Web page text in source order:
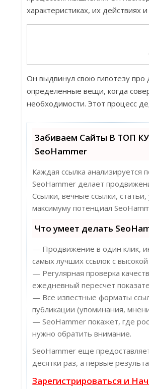
характеристиках, их действиях
Он выдвинул свою гипотезу
определенные вещи, когда
необходимости. Этот процесс
Забиваем Сайты В ТОП
SeoHammer
Каждая ссылка анализируется
SeoHammer делает
Ссылки, вечные ссылки,
максимуму потенциал
Что умеет делать
— Продвижение в один клик,
самых лучших ссылок с
— Регулярная проверка
ежедневный пересчет
— Все известные форматы
публикации (упоминания,
— SeoHammer покажет, где
нужно обратить внимание.
SeoHammer еще
десятки раз, а первые
Зарегистрироваться и